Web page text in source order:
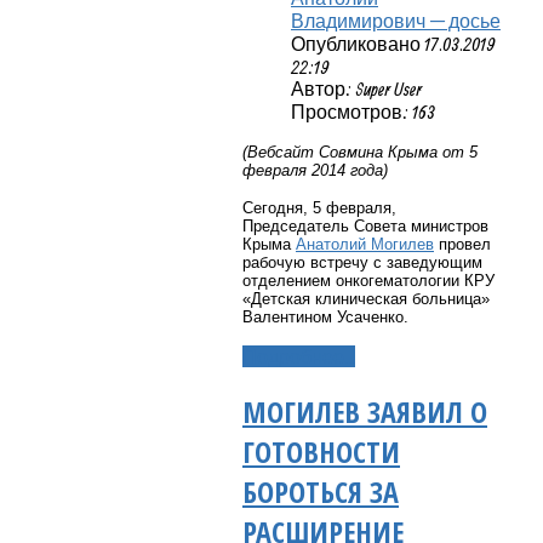
Владимирович — досье
Опубликовано 17.03.2019
22:19
Автор: Super User
Просмотров: 163
(Вебсайт Совмина Крыма от 5
февраля 2014 года)
Сегодня, 5 февраля,
Председатель Совета министров
Крыма Анатолий Могилев провел
рабочую встречу с заведующим
отделением онкогематологии КРУ
«Детская клиническая больница»
Валентином Усаченко.
МОГИЛЕВ ЗАЯВИЛ О
ГОТОВНОСТИ
БОРОТЬСЯ ЗА
РАСШИРЕНИЕ